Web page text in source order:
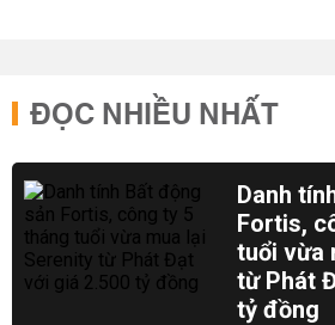
ĐỌC NHIỀU NHẤT
Danh
Fortis,
tuổi vừa
từ Phát
tỷ đồng